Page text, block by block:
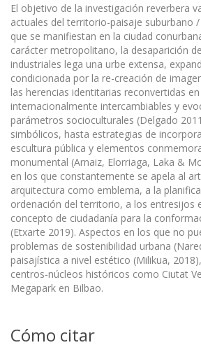
El objetivo de la investigación reverbera
actuales del territorio-paisaje suburbano
que se manifiestan en la ciudad
carácter metropolitano, la desaparición
industriales lega una urbe extensa,
condicionada por la re-creación de
las herencias identitarias reconvertidas
internacionalmente intercambiables y
parámetros socioculturales (Delgado
simbólicos, hasta estrategias de
escultura pública y elementos
monumental (Arnaiz, Elorriaga, Laka &
en los que constantemente se apela al
arquitectura como emblema, a la
ordenación del territorio, a los entresijos
concepto de ciudadanía para la
(Etxarte 2019). Aspectos en los que no
problemas de sostenibilidad urbana
paisajística a nivel estético (Milikua,
centros-núcleos históricos como Ciutat
Megapark en Bilbao.
Cómo citar